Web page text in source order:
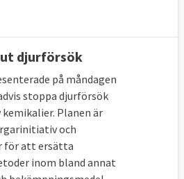
ut djurförsök
på måndagen
stoppa djurförsök
Planen är
och
för att ersätta
inom bland annat